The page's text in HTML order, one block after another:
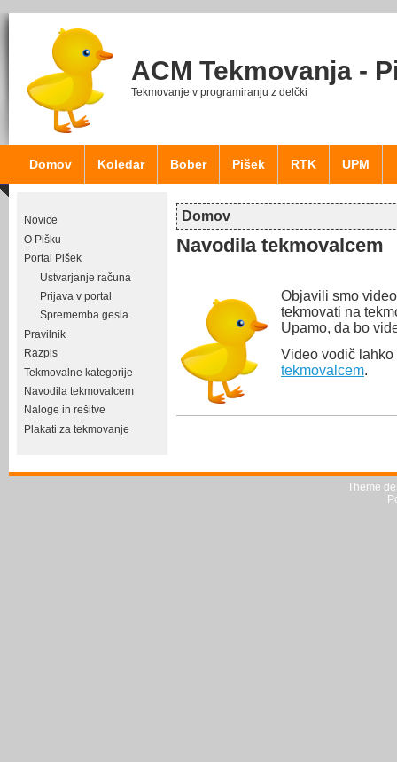
ACM Tekmovanja -
Tekmovanje v programiranju z delčki
Domov Koledar Bober Pišek RTK UPM
Novice
O Pišku
Portal Pišek
Ustvarjanje računa
Prijava v portal
Sprememba gesla
Pravilnik
Razpis
Tekmovalne kategorije
Navodila tekmovalcem
Naloge in rešitve
Plakati za tekmovanje
Nahajate se tukaj
Domov
Navodila tekmovalcem
Objavili smo
tekmovati na
Upamo, da bo
Video vodič
tekmovalcem.
Theme